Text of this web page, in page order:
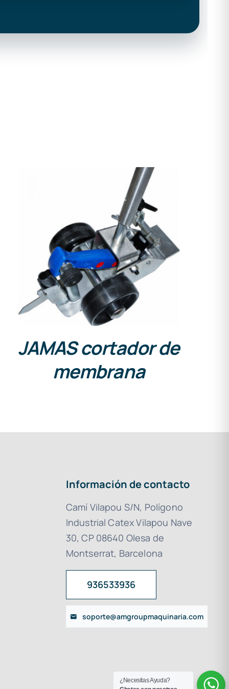
DETALLES
JAMAS cortador de
membrana
Información de contacto
Camí Vilapou S/N, Polígono
Industrial Catex Vilapou Nave
30, CP 08640 Olesa de
Montserrat, Barcelona
936533936
soporte@amgroupmaquinaria.com
¿Necesitas Ayuda?